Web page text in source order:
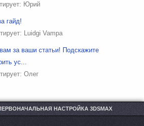
Юрий
гайд!
Luidgi Vampa
за ваши статьи! Подскажите
ус...
Олег
НАСТРОЙКА 3DSMAX